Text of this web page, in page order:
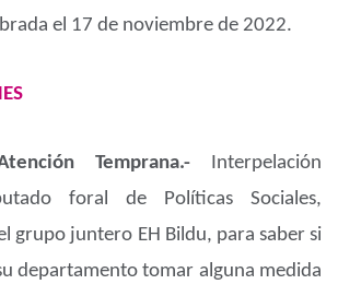
el 17 de noviembre de 2022.
Temprana.- Interpelación
foral de Políticas Sociales,
grupo juntero EH Bildu, para saber si
departamento tomar alguna medida